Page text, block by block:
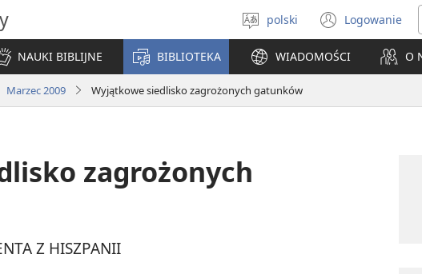
Wybór
języka
polski Logowanie
(opens
new
window)
NAUKI BIBLIJNE BIBLIOTEKA WIADOMOŚCI O
2009 Wyjątkowe siedlisko zagrożonych gatunków
zagrożonych
Z HISZPANII